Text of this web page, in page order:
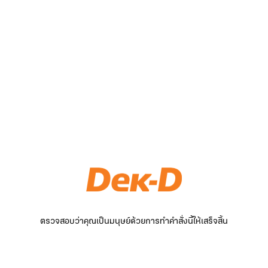
ตรวจสอบว่าคุณเป็นมนุษย์ด้วยการทำคำสั่งนี้ให้เสร็จสิ้น